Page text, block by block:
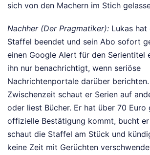
sich von den Machern im Stich
Nachher (Der Pragmatiker): Lukas
Staffel beendet und sein Abo sofort
einen Google Alert für den Serientitel
ihn nur benachrichtigt, wenn seriöse
Nachrichtenportale darüber
Zwischenzeit schaut er Serien auf
oder liest Bücher. Er hat über 70 Euro
offizielle Bestätigung kommt, bucht
schaut die Staffel am Stück und
keine Zeit mit Gerüchten